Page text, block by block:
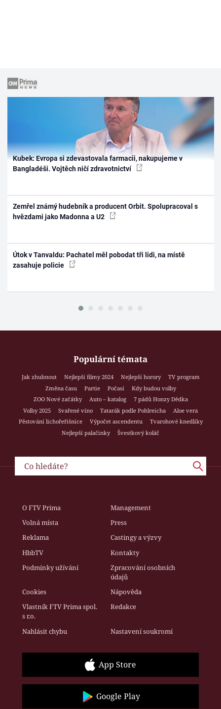
Kubek: Evropa si zdevastovala farmacii, nakupujeme v
Bangladéši. Vojtěch ničí zdravotnictví
Zemřel známý hudebník a producent Orbit. Spolupracoval s
hvězdami jako Madonna a U2
Útok v Tanvaldu: Pachatel měl pobodat tři lidi, na místě
zasahuje policie
Populární témata
Jak zhubnout Nejlepší filmy 2024 Nejlepší horory
TV program
Změna času
Partie Počasí
Kdy budou volby
ZOO Nové začátky
Auto – katalog
7 pádů Honzy Dědka
Volby 2025
Svařené víno Tatarák podle Pohlreicha
Aloe vera
Pěstování lichořeřišnice
Výpočet ascendentu
Tvarohové knedlíky
Nejlepší palačinky
Švestkový koláč
O FTV Prima
Management
Volná místa
Press
Reklama
Castingy a výzvy
HbbTV
Kontakty
Podmínky užívání
Zpracování osobních
údajů
Cookies
Nápověda
Vlastník FTV Prima spol.
s r.o.
Redakce
Nahlásit chybu Nastavení soukromí
App Store
Google Play